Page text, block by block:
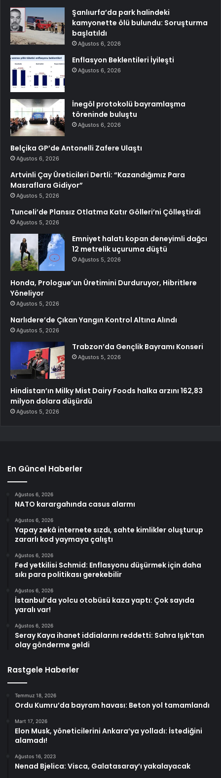
Şanlıurfa’da park halindeki
kamyonette ölü bulundu: Soruşturma
başlatıldı
Ağustos 6, 2026
Enflasyon Beklentileri İyileşti
Ağustos 6, 2026
İnegöl protokolü bayramlaşma
töreninde buluştu
Ağustos 6, 2026
Belçika GP’de Antonelli Zafere Ulaştı
Ağustos 6, 2026
Artvinli Çay Üreticileri Dertli: “Kazandığımız Para
Masraflara Gidiyor”
Ağustos 5, 2026
Tunceli’de Plansız Otlatma Katır Gölleri’ni Çölleştirdi
Ağustos 5, 2026
Emniyet halatı kopan deneyimli dağcı
12 metrelik uçuruma düştü
Ağustos 5, 2026
Honda, Prologue’un Üretimini Durduruyor, Hibritlere
Yöneliyor
Ağustos 5, 2026
Narlıdere’de Çıkan Yangın Kontrol Altına Alındı
Ağustos 5, 2026
Trabzon’da Gençlik Bayramı Konseri
Ağustos 5, 2026
Hindistan’ın Milky Mist Dairy Foods halka arzını 162,83
milyon dolara düşürdü
Ağustos 5, 2026
En Güncel Haberler
Ağustos 6, 2026
NATO karargahında casus alarmı
Ağustos 6, 2026
Yapay zekâ internete sızdı, sahte kimlikler oluşturup
zararlı kod yaymaya çalıştı
Ağustos 6, 2026
Fed yetkilisi Schmid: Enflasyonu düşürmek için daha
sıkı para politikası gerekebilir
Ağustos 6, 2026
İstanbul’da yolcu otobüsü kaza yaptı: Çok sayıda
yaralı var!
Ağustos 6, 2026
Seray Kaya ihanet iddialarını reddetti: Sahra Işık’tan
olay gönderme geldi
Rastgele Haberler
Temmuz 18, 2026
Ordu Kumru’da bayram havası: Beton yol tamamlandı
Mart 17, 2026
Elon Musk, yöneticilerini Ankara’ya yolladı: İstediğini
alamadı!
Ağustos 16, 2023
Nenad Bjelica: Visca, Galatasaray’ı yakalayacak